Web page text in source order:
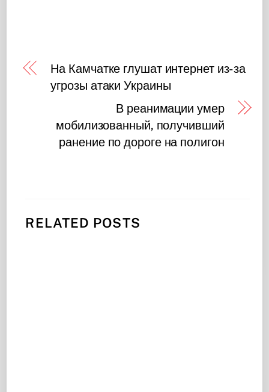
На Камчатке глушат интернет из-за
угрозы атаки Украины
В реанимации умер
мобилизованный, получивший
ранение по дороге на полигон
RELATED POSTS